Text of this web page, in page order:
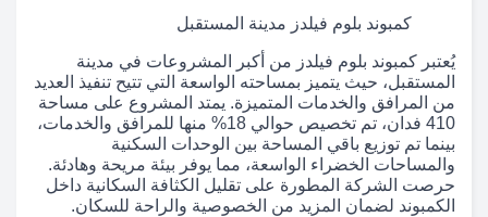
كمبوند بلوم فيلدز مدينة المستقبل
يُعتبر كمبوند بلوم فيلدز من أكبر المشروعات في مدينة
المستقبل، حيث يتميز بمساحته الواسعة التي تتيح تنفيذ العديد
من المرافق والخدمات المتميزة. يمتد المشروع على مساحة
410 فدان، تم تخصيص حوالي 18% منها للمرافق والخدمات،
بينما تم توزيع باقي المساحة بين الوحدات السكنية
والمساحات الخضراء الواسعة، مما يوفر بيئة مريحة وهادئة.
حرصت الشركة المطورة على تقليل الكثافة السكانية داخل
الكمبوند لضمان المزيد من الخصوصية والراحة للسكان.